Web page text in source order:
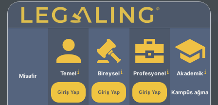
Misafir Temel
Giriş Yap
Bireysel
Giriş Yap
Profesyonel
Giriş Yap
Akademik
Kampüs ağına